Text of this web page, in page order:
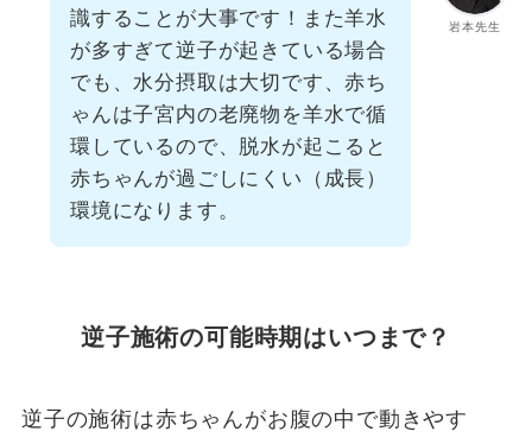
岩本先生
識することが大事です！また羊水
が多すぎて逆子が起きている場合
でも、水分摂取は大切です、赤ち
ゃんは子宮内の老廃物を羊水で循
環しているので、脱水が起こると
赤ちゃんが過ごしにくい（成長）
環境になります。
逆子施術の可能時期はいつまで？
逆子の施術は赤ちゃんがお腹の中で動きやす